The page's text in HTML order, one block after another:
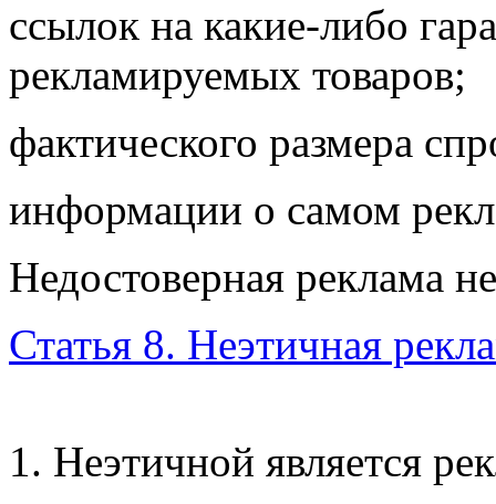
ссылок на какие-либо
рекламируемых товаров;
фактического размера
информации о самом
Недостоверная реклама
Статья 8. Неэтичная
1. Неэтичной является